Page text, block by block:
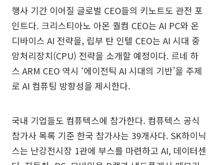
행사 기간 이어질 글로벌 CEO들의 키노트도 관전 포
인트다. 크리스티아노 아몬 퀄컴 CEO는 AI PC와 온
디바이스 AI 전략을, 립부 탄 인텔 CEO는 AI 시대 중
앙처리장치(CPU) 전략을 소개할 예정이다. 르네 하
스 ARM CEO 역시 ‘에이전틱 AI 시대의 기반’을 주제
로 AI 컴퓨팅 방향성을 제시한다.
국내 기업들도 컴퓨텍스에 참가한다. 컴퓨텍스 공식
참가사 목록 기준 한국 참가사는 39개사다. SK하이닉
스는 난강전시장 1관에 부스를 마련하고 AI, 데이터센